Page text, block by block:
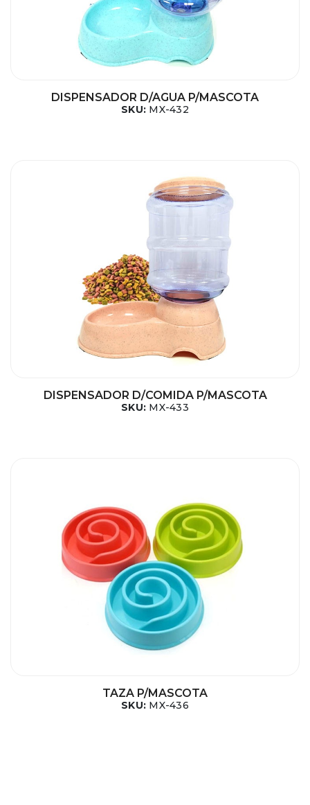
DISPENSADOR D/AGUA P/MASCOTA
SKU: MX-432
DISPENSADOR D/COMIDA P/MASCOTA
SKU: MX-433
TAZA P/MASCOTA
SKU: MX-436